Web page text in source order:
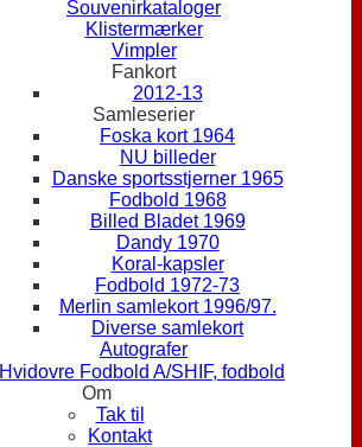
Souvenirkataloger
Klistermærker
Vimpler
Fankort
2012-13
Samleserier
Foska kort 1964
NU billeder
Danske sportsstjerner 1965
Fodbold 1968
Billed Bladet 1969
Dandy 1970
Koral-kapsler
Fodbold 1972-73
Merlin samlekort 1996/97.
Diverse samlekort
Autografer
Hvidovre Fodbold A/SHIF, fodbold
Om
Tak til
Kontakt